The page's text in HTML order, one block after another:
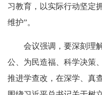
习教育，以实际行动坚定
维护”。
会议强调，要深刻理解
公、为民造福、科学决策
推进学查改，在深学、真